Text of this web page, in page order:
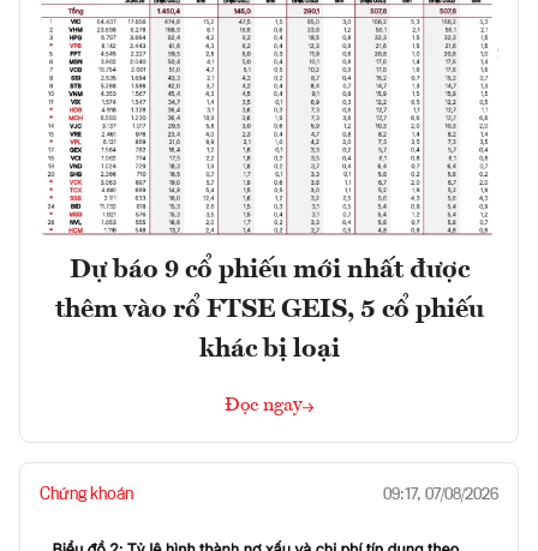
Dự báo 9 cổ phiếu mới nhất được
thêm vào rổ FTSE GEIS, 5 cổ phiếu
khác bị loại
Đọc ngay
Chứng khoán 09:17, 07/08/2026